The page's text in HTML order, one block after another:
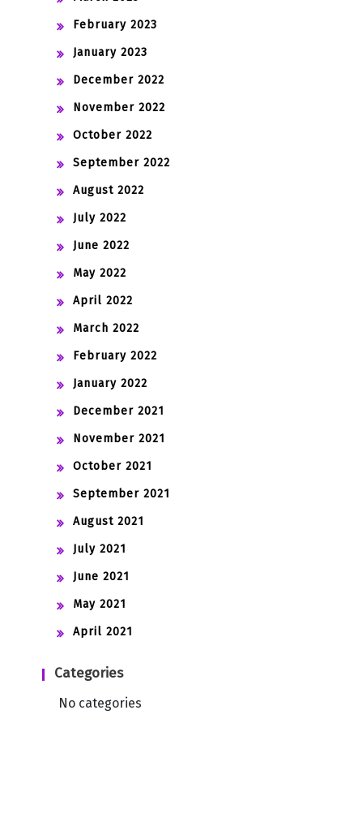
February 2023
January 2023
December 2022
November 2022
October 2022
September 2022
August 2022
July 2022
June 2022
May 2022
April 2022
March 2022
February 2022
January 2022
December 2021
November 2021
October 2021
September 2021
August 2021
July 2021
June 2021
May 2021
April 2021
Categories
No categories